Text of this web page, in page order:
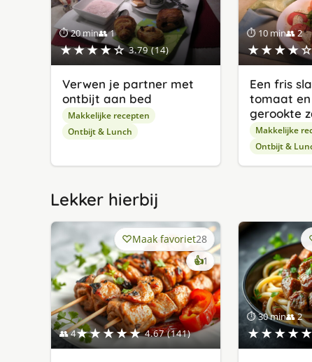
⏱ 20 min👥 1
★★★★☆ 3.79 (14)
Verwen je partner met
ontbijt aan bed
Makkelijke recepten
Ontbijt & Lunch
⏱ 10 min👥 2
Een fris
tomaat en
gerookte
Makkelijke
Ontbijt &
Lekker hierbij
👥 4★★★★★ 4.67 (141)
Maak favoriet28
👍1keer
lekker
gevonden
⏱ 30 min👥 2